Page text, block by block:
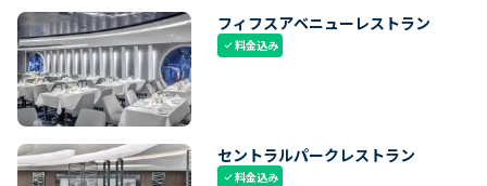
フィフスアベニューレストラン
check料金込み
セントラルパークレストラン
check料金込み